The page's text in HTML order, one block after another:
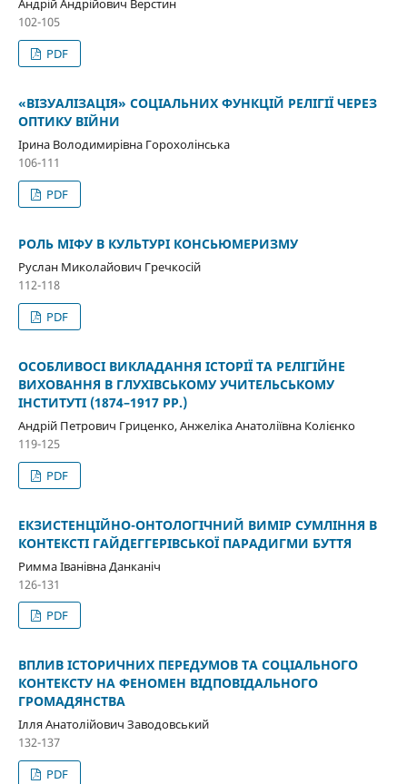
Андрій Андрійович Верстин
102-105
PDF
«ВІЗУАЛІЗАЦІЯ» СОЦІАЛЬНИХ ФУНКЦІЙ РЕЛІГІЇ ЧЕРЕЗ
ОПТИКУ ВІЙНИ
Ірина Володимирівна Горохолінська
106-111
PDF
РОЛЬ МІФУ В КУЛЬТУРІ КОНСЬЮМЕРИЗМУ
Руслан Миколайович Гречкосій
112-118
PDF
ОСОБЛИВОСІ ВИКЛАДАННЯ ІСТОРІЇ ТА РЕЛІГІЙНЕ
ВИХОВАННЯ В ГЛУХІВСЬКОМУ УЧИТЕЛЬСЬКОМУ
ІНСТИТУТІ (1874–1917 РР.)
Андрій Петрович Гриценко, Анжеліка Анатоліївна Колієнко
119-125
PDF
ЕКЗИСТЕНЦІЙНО-ОНТОЛОГІЧНИЙ ВИМІР СУМЛІННЯ В
КОНТЕКСТІ ГАЙДЕГГЕРІВСЬКОЇ ПАРАДИГМИ БУТТЯ
Римма Іванівна Данканіч
126-131
PDF
ВПЛИВ ІСТОРИЧНИХ ПЕРЕДУМОВ ТА СОЦІАЛЬНОГО
КОНТЕКСТУ НА ФЕНОМЕН ВІДПОВІДАЛЬНОГО
ГРОМАДЯНСТВА
Ілля Анатолійович Заводовський
132-137
PDF